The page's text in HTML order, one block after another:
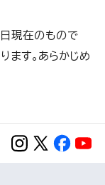
日現在のもので
ます。あらかじめ